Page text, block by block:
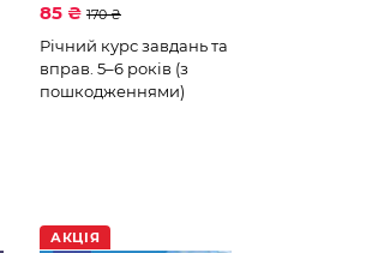
85 ₴ 170 ₴
Річний курс завдань та
вправ. 5–6 років (з
пошкодженнями)
АКЦІЯ